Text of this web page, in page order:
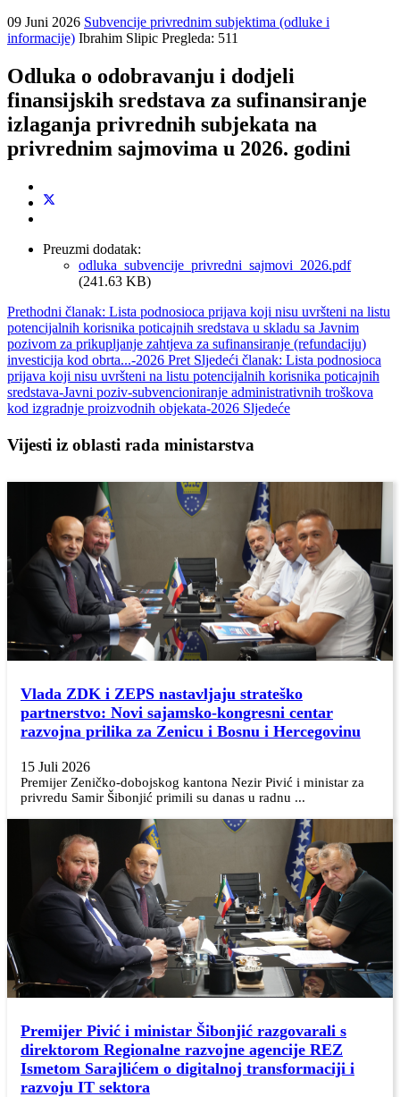
09 Juni 2026 Subvencije privrednim subjektima (odluke i
informacije) Ibrahim Slipic Pregleda: 511
Odluka o odobravanju i dodjeli
finansijskih sredstava za sufinansiranje
izlaganja privrednih subjekata na
privrednim sajmovima u 2026. godini
Preuzmi dodatak:
odluka_subvencije_privredni_sajmovi_2026.pdf
(241.63 KB)
Prethodni članak: Lista podnosioca prijava koji nisu uvršteni na listu
potencijalnih korisnika poticajnih sredstava u skladu sa Javnim
pozivom za prikupljanje zahtjeva za sufinansiranje (refundaciju)
investicija kod obrta...-2026 Pret Sljedeći članak: Lista podnosioca
prijava koji nisu uvršteni na listu potencijalnih korisnika poticajnih
sredstava-Javni poziv-subvencioniranje administrativnih troškova
kod izgradnje proizvodnih objekata-2026 Sljedeće
Vijesti iz oblasti rada ministarstva
Vlada ZDK i ZEPS nastavljaju strateško
partnerstvo: Novi sajamsko-kongresni centar
razvojna prilika za Zenicu i Bosnu i Hercegovinu
15 Juli 2026
Premijer Zeničko-dobojskog kantona Nezir Pivić i ministar za
privredu Samir Šibonjić primili su danas u radnu ...
Premijer Pivić i ministar Šibonjić razgovarali s
direktorom Regionalne razvojne agencije REZ
Ismetom Sarajlićem o digitalnoj transformaciji i
razvoju IT sektora